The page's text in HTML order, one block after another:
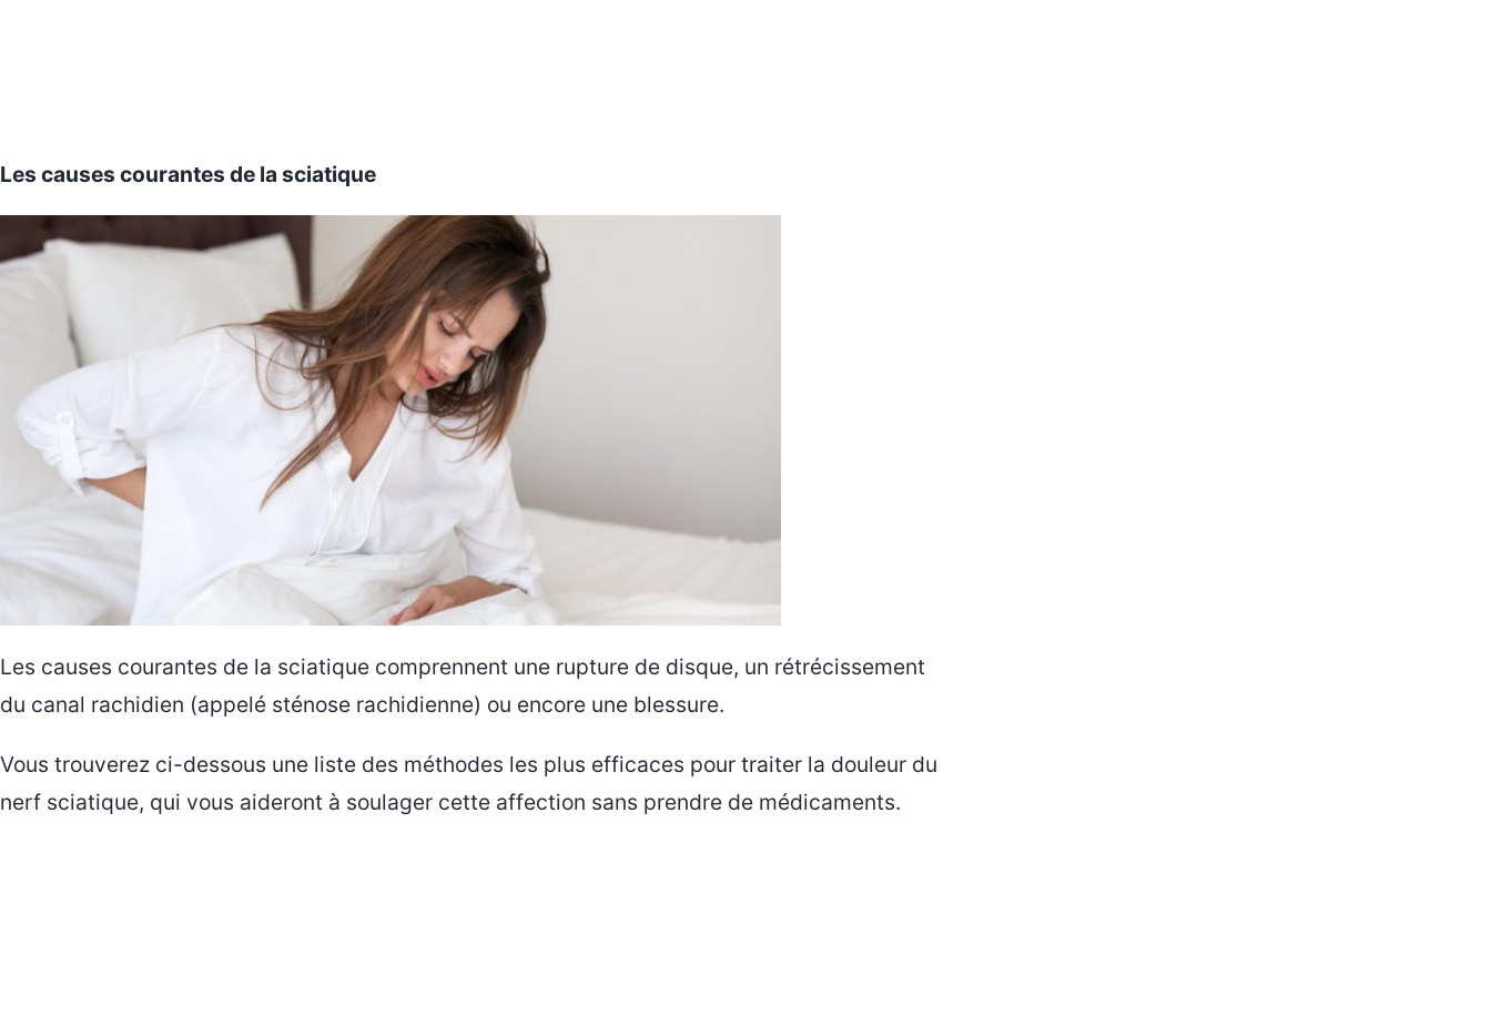
Les causes courantes de la sciatique
Les causes courantes de la sciatique comprennent une rupture de disque, un rétrécissement
du canal rachidien (appelé sténose rachidienne) ou encore une blessure.
Vous trouverez ci-dessous une liste des méthodes les plus efficaces pour traiter la douleur du
nerf sciatique, qui vous aideront à soulager cette affection sans prendre de médicaments.